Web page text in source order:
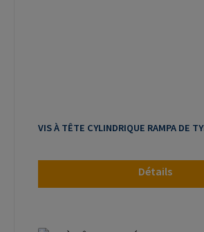
VIS À TÊTE CYLINDRIQUE RAMPA DE
Détails